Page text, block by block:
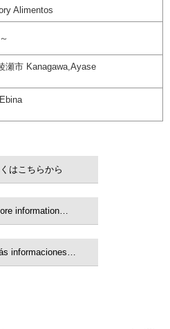
Alimentos
瀬市 Kanagawa,Ayase
はこちらから
information…
informaciones…